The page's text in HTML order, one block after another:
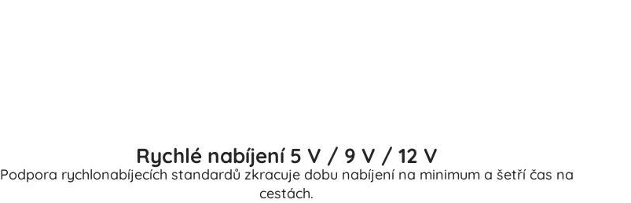
Rychlé nabíjení 5 V / 9 V / 12 V
Podpora rychlonabíjecích standardů zkracuje dobu nabíjení na minimum a šetří čas na
cestách.